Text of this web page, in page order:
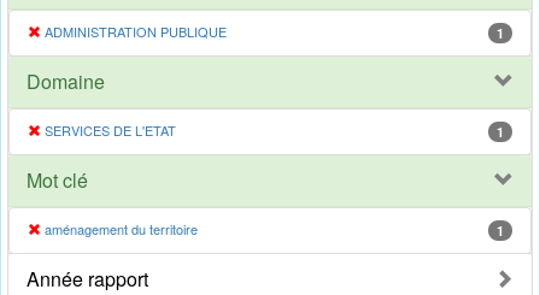
ADMINISTRATION PUBLIQUE 1
Domaine
SERVICES DE L'ETAT 1
Mot clé
aménagement du territoire 1
Année rapport